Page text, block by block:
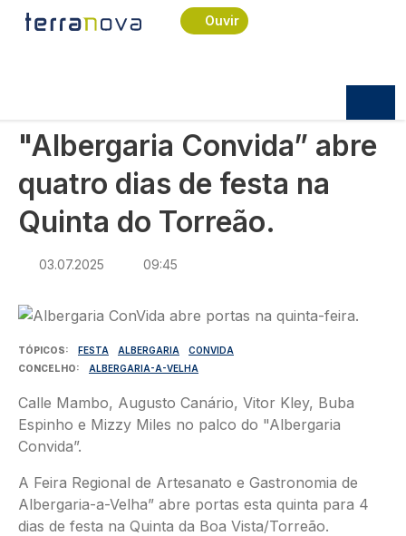
Passar para o conteúdo principal
Ouvir
Navegação estrutural
Início
Cultura
"Albergaria Convida” abre quatro dias de festa na
"Albergaria Convida” abre
quatro dias de festa na
Quinta do Torreão.
03.07.2025 09:45
Imagem
TÓPICOS FESTA ALBERGARIA
CONVIDA
CONCELHO
ALBERGARIA-A-VELHA
Calle Mambo, Augusto Canário, Vitor Kley, Buba
Espinho e Mizzy Miles no palco do "Albergaria
Convida”.
A Feira Regional de Artesanato e Gastronomia de
Albergaria-a-Velha” abre portas esta quinta para 4
dias de festa na Quinta da Boa Vista/Torreão.